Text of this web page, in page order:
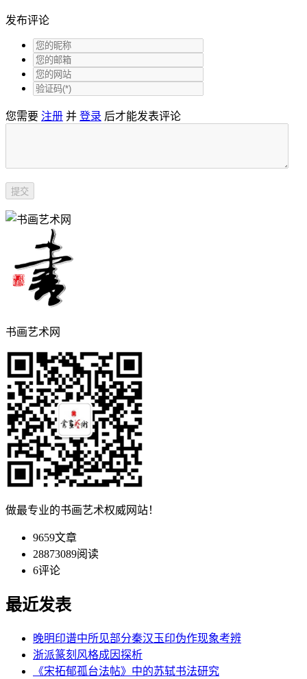
发布评论
您需要 注册 并 登录 后才能发表评论
书画艺术网
做最专业的书画艺术权威网站！
9659文章
28873089阅读
6评论
最近发表
晚明印谱中所见部分秦汉玉印伪作现象考辨
浙派篆刻风格成因探析
《宋拓郁孤台法帖》中的苏轼书法研究